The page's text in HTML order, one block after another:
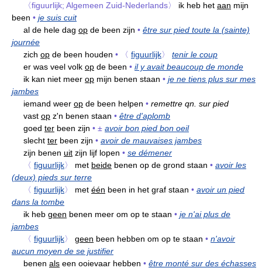
〈figuurlijk; Algemeen Zuid-Nederlands〉
ik heb het aan mijn
been • je suis cuit
al de hele dag op de been zijn • être sur pied toute la (sainte)
journée
zich op de been houden • 〈 figuurlijk〉
tenir le coup
er was veel volk op de been • il y avait beaucoup de monde
ik kan niet meer op mijn benen staan • je ne tiens plus sur mes
jambes
iemand weer op de been helpen • remettre qn. sur pied
vast op z'n benen staan • être d'aplomb
goed ter been zijn • ± avoir bon pied bon oeil
slecht ter been zijn • avoir de mauvaises jambes
zijn benen uit zijn lijf lopen • se démener
〈 figuurlijk〉 met beide benen op de grond staan • avoir les
(deux) pieds sur terre
〈 figuurlijk〉 met één been in het graf staan • avoir un pied
dans la tombe
ik heb geen benen meer om op te staan • je n'ai plus de
jambes
〈 figuurlijk〉 geen been hebben om op te staan • n'avoir
aucun moyen de se justifier
benen als een ooievaar hebben • être monté sur des échasses